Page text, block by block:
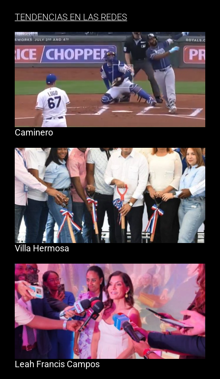
TENDENCIAS EN LAS REDES
Caminero
Villa Hermosa
Leah Francis Campos